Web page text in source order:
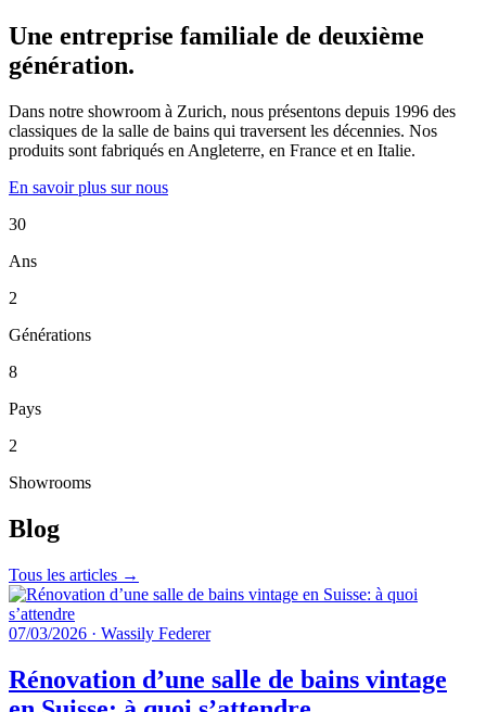
Une entreprise familiale de deuxième
génération.
Dans notre showroom à Zurich, nous présentons depuis 1996 des
classiques de la salle de bains qui traversent les décennies. Nos
produits sont fabriqués en Angleterre, en France et en Italie.
En savoir plus sur nous
30
Ans
2
Générations
8
Pays
2
Showrooms
Blog
Tous les articles →
07/03/2026 · Wassily Federer
Rénovation d’une salle de bains vintage